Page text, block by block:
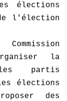
élections
l'élection
la
partis
élections
des